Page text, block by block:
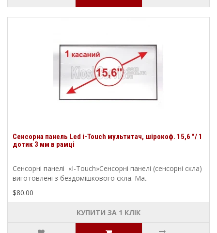
Сенсорна панель Led i-Touch мультитач, шірокоф. 15,6 "/ 1
дотик 3 мм в рамці
Сенсорні панелі «I-Touch»Сенсорні панелі (сенсорні скла)
виготовлені з бездомішкового скла. Ма..
$80.00
КУПИТИ ЗА 1 КЛIК